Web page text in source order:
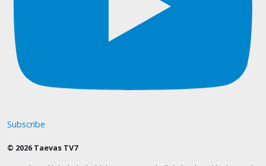
Subscribe
© 2026 Taevas TV7